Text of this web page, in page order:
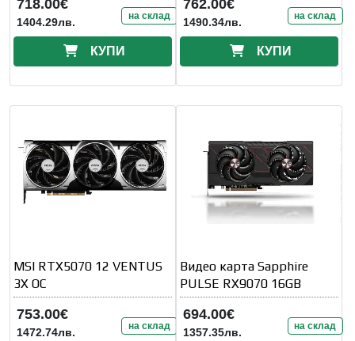
718.00€
1404.29лв. на склад
КУПИ
762.00€
1490.34лв. на склад
КУПИ
MSI RTX5070 12 VENTUS
3X OC
753.00€
1472.74лв. на склад
Видео карта Sapphire
PULSE RX9070 16GB
694.00€
1357.35лв. на склад